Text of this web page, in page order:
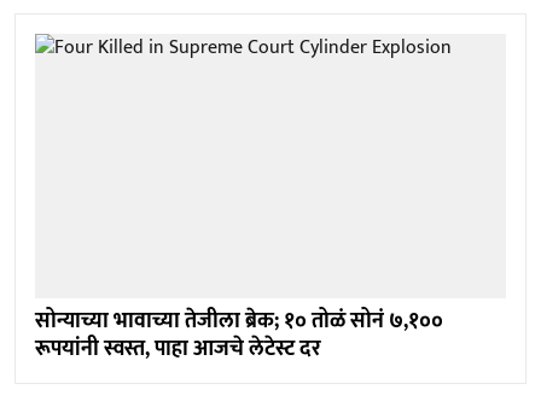
सोन्याच्या भावाच्या तेजीला ब्रेक; १० तोळं सोनं ७,१००
रूपयांनी स्वस्त, पाहा आजचे लेटेस्ट दर